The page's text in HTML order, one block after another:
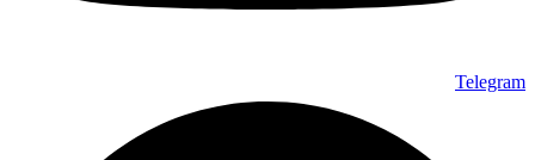
Telegram